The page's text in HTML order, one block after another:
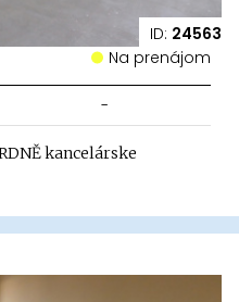
ID: 24563
Na prenájom
-
kancelárske